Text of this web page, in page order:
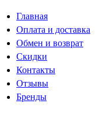
Главная
Оплата и доставка
Обмен и возврат
Скидки
Контакты
Отзывы
Бренды